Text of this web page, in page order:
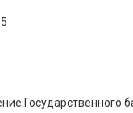
Государственного